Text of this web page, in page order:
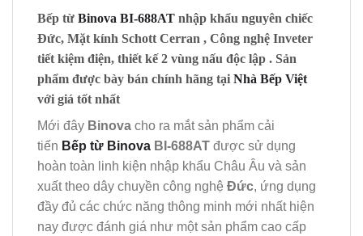
Bếp từ Binova BI-688AT nhập khẩu nguyên chiếc
Đức, Mặt kính Schott Cerran , Công nghệ Inveter
tiết kiệm điện, thiết kế 2 vùng nấu độc lập . Sản
phẩm được bày bán chính hãng tại Nhà Bếp Việt
với giá tốt nhất
Mới đây Binova cho ra mắt sản phẩm cải
tiến Bếp từ Binova BI-688AT được sử dụng
hoàn toàn linh kiện nhập khẩu Châu Âu và sản
xuất theo dây chuyền công nghệ Đức, ứng dụng
đầy đủ các chức năng thông minh mới nhất hiện
nay được đánh giá như một sản phẩm cao cấp